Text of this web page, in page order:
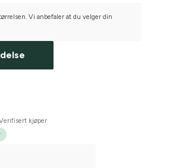
Vi anbefaler at du velger din
kjøper